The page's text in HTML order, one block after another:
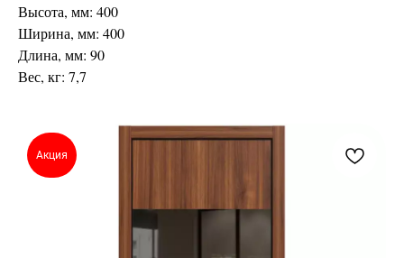
Высота, мм: 400
Ширина, мм: 400
Длина, мм: 90
Вес, кг: 7,7
Акция